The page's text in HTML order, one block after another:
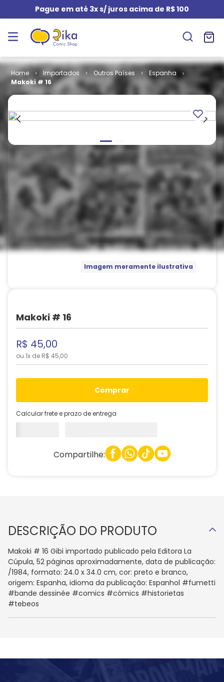
Pague em até 3x s/ juros acima de R$ 100
Importados Outros Países
Espanha
Makoki # 16
Imagem meramente ilustrativa
Makoki # 16
R$ 45,00
ou 1x de R$ 45,00
comprar
Calcular frete e prazo de entrega
Compartilhe:
DESCRIÇÃO DO PRODUTO
Makoki # 16 Gibi importado publicado pela Editora La
Cúpula, 52 páginas aproximadamente, data de publicação:
/1984, formato: 24.0 x 34.0 cm, cor: preto e branco,
origem: Espanha, idioma da publicação: Espanhol #fumetti
#bande dessinée #comics #cómics #historietas
#tebeos